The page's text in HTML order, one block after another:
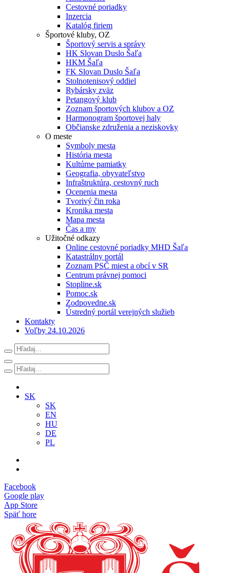
Cestovné poriadky
Inzercia
Katalóg firiem
Športové kluby, OZ
Športový servis a správy
HK Slovan Duslo Šaľa
HKM Šaľa
FK Slovan Duslo Šaľa
Stolnotenisový oddiel
Rybársky zväz
Petangový klub
Zoznam športových klubov a OZ
Harmonogram športovej haly
Občianske združenia a neziskovky
O meste
Symboly mesta
História mesta
Kultúrne pamiatky
Geografia, obyvateľstvo
Infraštruktúra, cestovný ruch
Ocenenia mesta
Tvorivý čin roka
Kronika mesta
Mapa mesta
Čas a my
Užitočné odkazy
Online cestovné poriadky MHD Šaľa
Katastrálny portál
Zoznam PSČ miest a obcí v SR
Centrum právnej pomoci
Stopline.sk
Pomoc.sk
Zodpovedne.sk
Ústredný portál verejných služieb
Kontakty
Voľby 24.10.2026
SK
SK
EN
HU
DE
PL
Facebook
Google play
App Store
Späť hore